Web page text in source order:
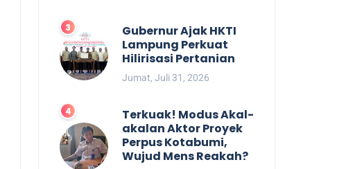
Gubernur Ajak HKTI
Lampung Perkuat
Hilirisasi Pertanian
Jumat, Juli 31, 2026
Terkuak! Modus Akal-
akalan Aktor Proyek
Perpus Kotabumi,
Wujud Mens Reakah?